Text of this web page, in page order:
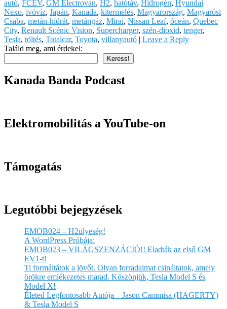
autó, FCEV, GM Electrovan, H2, hatótáv, Hidrogén, Hyundai
Nexo, ivóvíz, Japán, Kanada, kitermelés, Magyarország, Magyarósi
Csaba, metán-hidrát, metángáz, Mirai, Nissan Leaf, óceán, Quebec
City, Renault Scénic Vision, Supercharger, szén-dioxid, tenger,
Tesla, töltés, Totalcar, Toyota, villanyautó | Leave a Reply
Találd meg, ami érdekel:
Keress!
Kanada Banda Podcast
Elektromobilitás a YouTube-on
Támogatás
Legutóbbi bejegyzések
EMOB024 – H2ülyeség!
A WordPress Próbája:
EMOB023 – VILÁGSZENZÁCIÓ!! Eladták az első GM
EV1-t!
Ti formáltátok a jövőt. Olyan forradalmat csináltatok, amely
örökre emlékezetes marad. Köszönjük, Tesla Model S és
Model X!
Életed Legfontosabb Autója – Jason Cammisa (HAGERTY)
& Tesla Model S